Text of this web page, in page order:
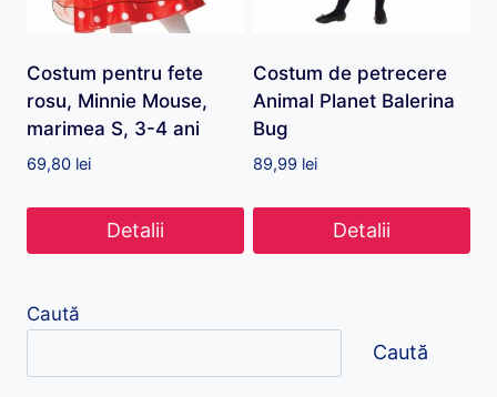
Costum pentru fete
rosu, Minnie Mouse,
marimea S, 3-4 ani
69,80 lei
Detalii
Costum de petrecere
Animal Planet Balerina
Bug
89,99 lei
Detalii
Caută
Caută